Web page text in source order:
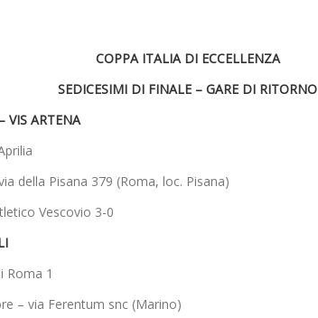
COPPA ITALIA DI ECCELLENZA
SEDICESIMI DI FINALE – GARE DI RITORNO
VIS ARTENA
della Pisana 379 (Roma, loc. Pisana)
Vescovio 3-0
Roma 1
– via Ferentum snc (Marino)